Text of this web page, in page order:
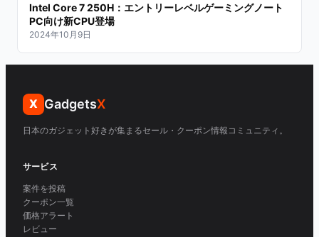
Intel Core 7 250H：エントリーレベルゲーミングノート
PC向け新CPU登場
2024年10月9日
X GadgetsX
日本のガジェット好きが集まるセール・クーポン情報コミュニティ。
サービス
案件を投稿
クーポン一覧
価格アラート
レビュー